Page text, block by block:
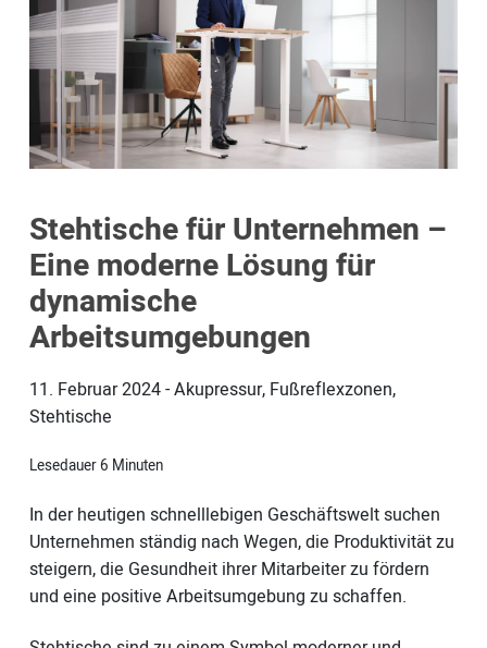
Stehtische für Unternehmen –
Eine moderne Lösung für
dynamische
Arbeitsumgebungen
11. Februar 2024-Akupressur, Fußreflexzonen,
Stehtische
Lesedauer6 Minuten
In der heutigen schnelllebigen Geschäftswelt suchen
Unternehmen ständig nach Wegen, die Produktivität zu
steigern, die Gesundheit ihrer Mitarbeiter zu fördern
und eine positive Arbeitsumgebung zu schaffen.